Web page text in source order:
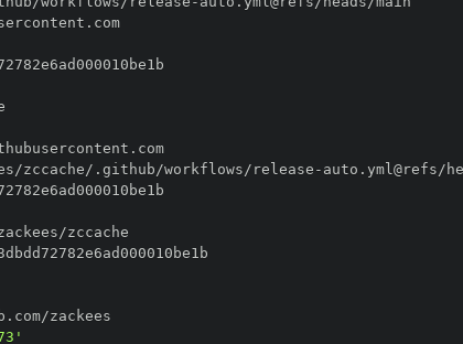
//token.actions.githubusercontent.com
//token.actions.githubusercontent.com
zccache/.github/workflows/release -